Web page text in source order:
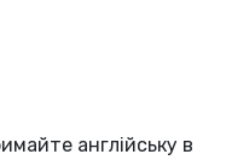
англійську в